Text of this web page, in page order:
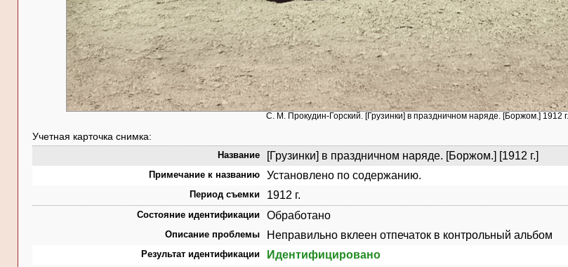
С. М. Прокудин-Горский. [Грузинки] в праздничном наряде. [Боржом.] 1912 г.
Учетная карточка снимка:
Название [Грузинки] в праздничном наряде. [Боржом.] [1912 г.]
Примечание к названию Установлено по содержанию.
Период съемки 1912 г.
Состояние идентификации Обработано
Описание проблемы Неправильно вклеен отпечаток в контрольный альбом
Результат идентификации Идентифицировано